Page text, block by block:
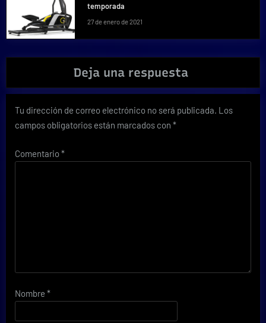
temporada
27 de enero de 2021
Deja una respuesta
Tu dirección de correo electrónico no será publicada. Los
campos obligatorios están marcados con *
Comentario*
Nombre *